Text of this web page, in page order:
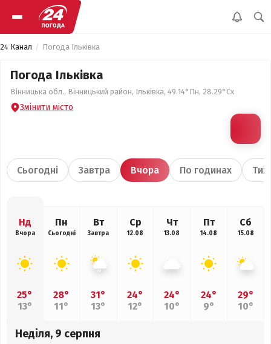
24 Канал Погода Ільківка
Погода Ільківка
Вінницька обл., Вінницький район, Ільківка, 49.14°Пн, 28.29°Сх
Змінити місто
Сьогодні Завтра Вчора По годинах
Нд
Вчора
25°
13°
Пн
Сьогодні
28°
11°
Вт
Завтра
31°
13°
Ср
12.08
24°
12°
Чт
13.08
24°
10°
Пт
14.08
24°
9°
Сб
15.08
29°
10°
Неділя, 9 серпня